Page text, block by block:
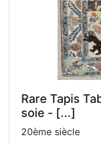
Rare Tapis
soie - [...]
20ème siècle